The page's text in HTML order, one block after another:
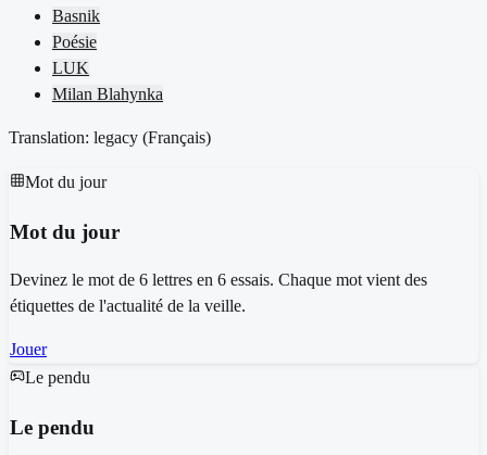
Basnik
Poésie
LUK
Milan Blahynka
Translation: legacy (Français)
Mot du jour
Mot du jour
Devinez le mot de 6 lettres en 6 essais. Chaque mot vient des
étiquettes de l'actualité de la veille.
Jouer
Le pendu
Le pendu